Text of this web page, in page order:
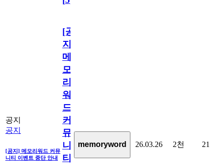
공지
공지
[공지] 메모리워드 커뮤
니티 이벤트 중단 안내
[공
지]
메
모
리
워
드
커
뮤
니
티
memoryword 26.03.26 2천 21